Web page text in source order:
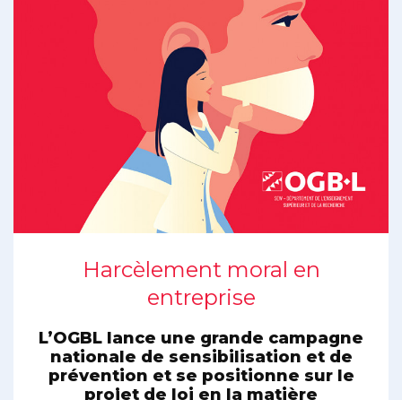
Harcèlement moral en
entreprise
L’OGBL lance une grande campagne
nationale de sensibilisation et de
prévention et se positionne sur le
projet de loi en la matière